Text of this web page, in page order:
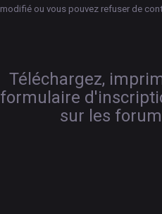
modifié ou vous pouvez refuser de
Téléchargez,
formulaire
sur les